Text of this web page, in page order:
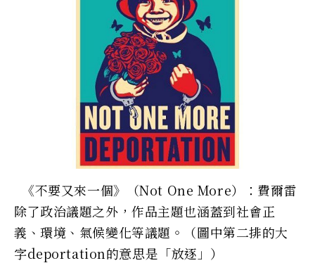
《不要又來一個》（Not One More）：費爾雷
除了政治議題之外，作品主題也涵蓋到社會正
義、環境、氣候變化等議題。（圖中第二排的大
字deportation的意思是「放逐」）